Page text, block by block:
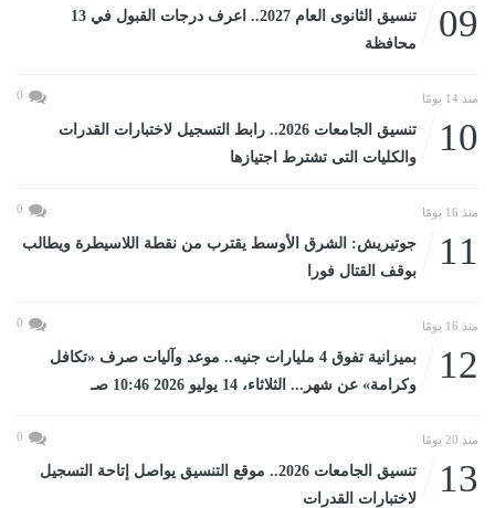
09
تنسيق الثانوى العام 2027.. اعرف درجات القبول في 13
محافظة
منذ 14 يومًا 0
10
تنسيق الجامعات 2026.. رابط التسجيل لاختبارات القدرات
والكليات التى تشترط اجتيازها
منذ 16 يومًا 0
11
جوتيريش: الشرق الأوسط يقترب من نقطة اللاسيطرة ويطالب
بوقف القتال فورا
منذ 16 يومًا 0
12
بميزانية تفوق 4 مليارات جنيه.. موعد وآليات صرف «تكافل
وكرامة» عن شهر... الثلاثاء، 14 يوليو 2026 10:46 صـ
منذ 20 يومًا 0
13
تنسيق الجامعات 2026.. موقع التنسيق يواصل إتاحة التسجيل
لاختبارات القدرات